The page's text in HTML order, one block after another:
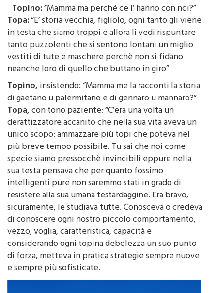
Topino:“Mamma ma perché ce l’ hanno con noi?”
Topa:“E’ storia vecchia, figliolo, ogni tanto gli viene
in testa che siamo troppi e allora li vedi rispuntare
tanto puzzolenti che si sentono lontani un miglio
vestiti di tute e maschere perchè non si fidano
neanche loro di quello che buttano in giro”.
Topino,insistendo: “Mamma me la racconti la storia
di gaetano u palermitano e di gennaro u mannaro?”
Topa,con tono paziente: “C’era una volta un
derattizzatore accanito che nella sua vita aveva un
unico scopo: ammazzare più topi che poteva nel
più breve tempo possibile. Tu sai che noi come
specie siamo pressocchè invincibili eppure nella
sua testa pensava che per quanto fossimo
intelligenti pure non saremmo stati in grado di
resistere alla sua umana testardaggine. Era bravo,
sicuramente, le studiava tutte. Conosceva o credeva
di conoscere ogni nostro piccolo comportamento,
vezzo, voglia, caratteristica, capacità e
considerando ogni topina debolezza un suo punto
di forza, metteva in pratica strategie sempre nuove
e sempre più sofisticate.